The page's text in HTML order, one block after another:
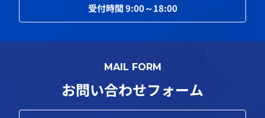
受付時間9:00～18:00
MAIL FORM
お問い合わせフォーム